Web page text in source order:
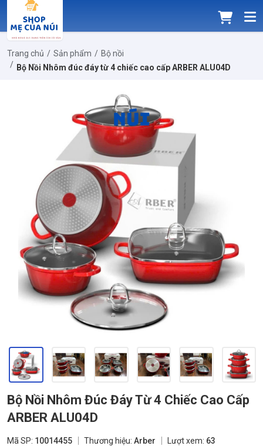
Trang chủ Sản phẩm
Bộ nồi
Bộ Nồi Nhôm đúc đáy từ 4 chiếc cao cấp ARBER ALU04D
Bộ Nồi Nhôm Đúc Đáy Từ 4 Chiếc Cao Cấp
ARBER ALU04D
Mã SP: 10014455 Thương hiệu: Arber Lượt xem: 63